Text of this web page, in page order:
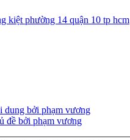
kiệt phường 14 quận 10 tp hcm
dung bởi phạm vương
đề bởi phạm vương